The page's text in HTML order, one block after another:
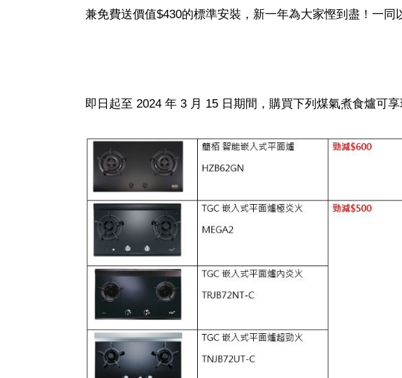
兼免費送價值$430的標準安裝，新一年為大家慳到盡！一
即日起至 2024 年 3 月 15 日期間，購買下列煤氣煮食爐可享